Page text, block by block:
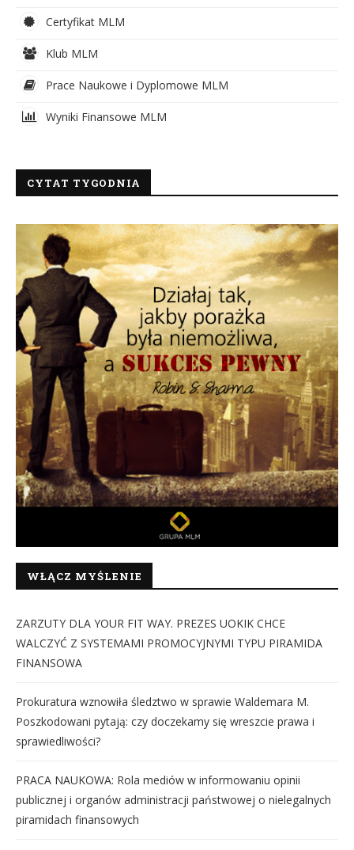
Certyfikat MLM
Klub MLM
Prace Naukowe i Dyplomowe MLM
Wyniki Finansowe MLM
CYTAT TYGODNIA
WŁĄCZ MYŚLENIE
ZARZUTY DLA YOUR FIT WAY. PREZES UOKIK CHCE
WALCZYĆ Z SYSTEMAMI PROMOCYJNYMI TYPU PIRAMIDA
FINANSOWA
Prokuratura wznowiła śledztwo w sprawie Waldemara M.
Poszkodowani pytają: czy doczekamy się wreszcie prawa i
sprawiedliwości?
PRACA NAUKOWA: Rola mediów w informowaniu opinii
publicznej i organów administracji państwowej o nielegalnych
piramidach finansowych